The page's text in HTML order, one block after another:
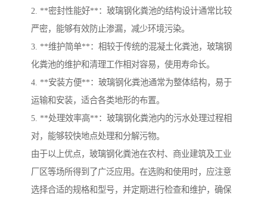
2. **密封性能好**：玻璃钢化粪池的结构设计通常比较
严密，能够有效防止渗漏，减少环境污染。
3. **维护简单**：相较于传统的混凝土化粪池，玻璃钢
化粪池的维护和清理工作相对容易，使用寿命长。
4. **安装方便**：玻璃钢化粪池通常为整体结构，易于
运输和安装，适合各类地形的布置。
5. **处理效率高**：玻璃钢化粪池内的污水处理过程相
对，能够较快地点处理和分解污物。
由于以上优点，玻璃钢化粪池在农村、商业建筑及工业
厂区等场所得到了广泛应用。在选购和使用时，应注意
选择合适的规格和型号，并定期进行检查和维护，确保